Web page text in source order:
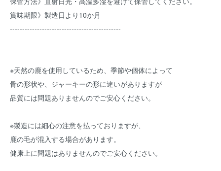
賞味期限》製造日より10か月
---------------------------------------------
※天然の鹿を使用しているため、季節や個体によって
骨の形状や、ジャーキーの形に違いがありますが
品質には問題ありませんのでご安心ください。
※製造には細心の注意を払っておりますが、
鹿の毛が混入する場合があります。
健康上に問題はありませんのでご安心ください。